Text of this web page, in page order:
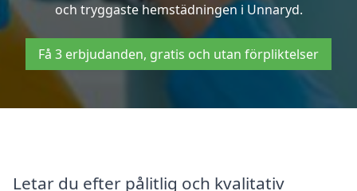
och tryggaste hemstädningen i Unnaryd.
Få 3 erbjudanden, gratis och utan förpliktelser
Letar du efter pålitlig och kvalitativ